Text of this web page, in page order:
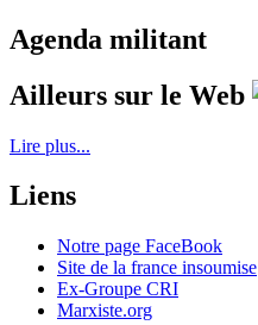
Agenda militant
Ailleurs sur le Web
Lire plus...
Liens
Notre page FaceBook
Site de la france insoumise
Ex-Groupe CRI
Marxiste.org